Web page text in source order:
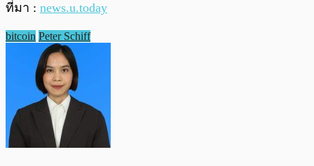
ที่มา : news.u.today
bitcoin Peter Schiff